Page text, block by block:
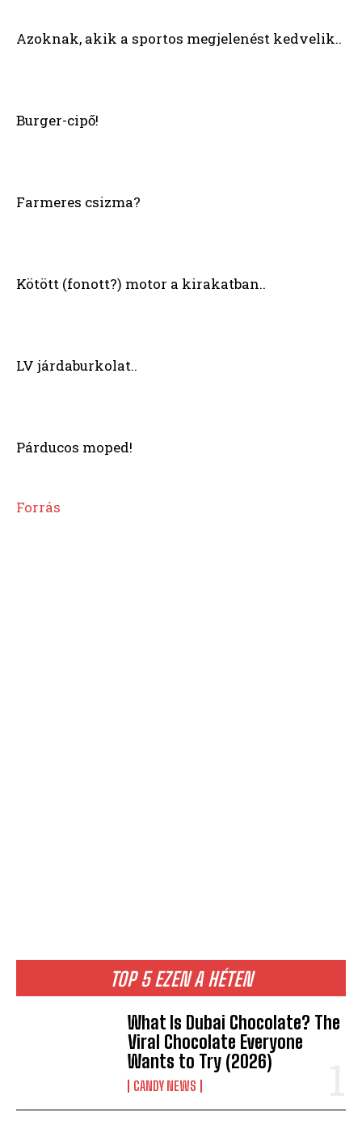
TOP 5 EZEN A HÉTEN
What Is Dubai Chocolate? The
Viral Chocolate Everyone
Wants to Try (2026)
CANDY NEWS
Azoknak, akik a sportos megjelenést kedvelik..
Burger-cipő!
Farmeres csizma?
Kötött (fonott?) motor a kirakatban..
LV járdaburkolat..
Párducos moped!
Forrás